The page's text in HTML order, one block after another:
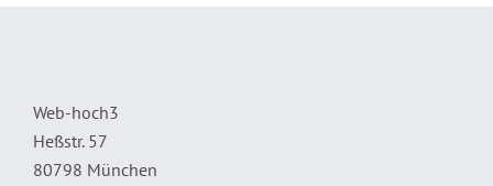
Web-hoch3
Heßstr. 57
80798 München